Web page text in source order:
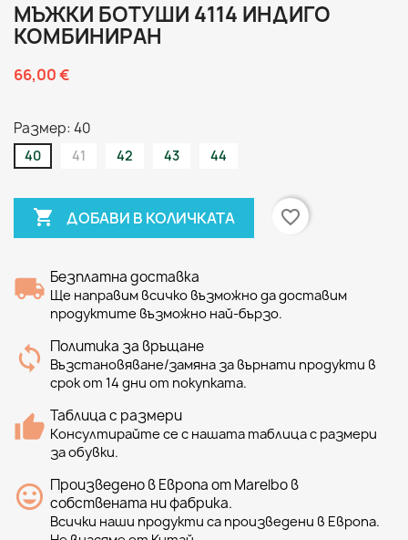
МЪЖКИ БОТУШИ 4114 ИНДИГО
КОМБИНИРАН
66,00 €
Размер: 40
40 41 42 43 44
 ДОБАВИ В КОЛИЧКАТА favorite_border
Безплатна доставка
Ще направим всичко възможно да доставим
продуктите възможно най-бързо.
Политика за връщане
Възстановяване/замяна за върнати продукти в
срок от 14 дни от покупката.
Таблица с размери
Консултирайте се с нашата таблица с размери
за обувки.
Произведено в Европа от Marelbo в
собствената ни фабрика.
Всички наши продукти са произведени в Европа.